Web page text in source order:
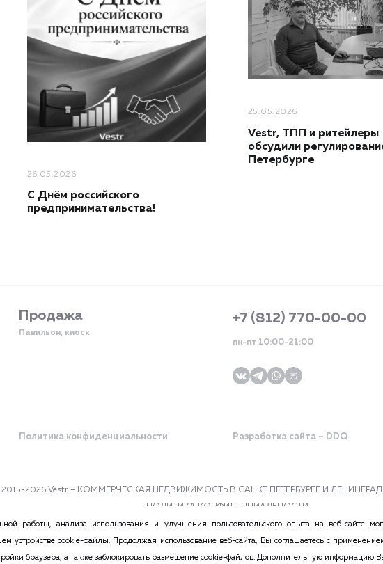
26.05.2026
С Днём российского
предпринимательства!
25.05.2026
Vestr, ТПП и ритейлеры
обсудили
Петербурге
Продажа
Павильон, киоск
+7 (812) 770-00-00
пн-пт 10:00-21:00
Политика конфиденциальности Разработка сайта – DDQ
2015-2026 Vestr – КОММЕРЧЕСКАЯ НЕДВИЖИМОСТЬ В САНКТ ПЕТЕРБУРГЕ И
ПОЛИТИКА КОНФИДЕНЦИАЛЬНОСТИ
при каких обстоятельствах не может признаваться публичной офертой в соответствии с п.2
с согласия администрации сайта. Все ссылки на иностранные валюты приведены
работы, анализа использования и улучшения пользовательского опыта на веб-сайте
устройстве cookie-файлы. Продолжая использование веб-сайта, Вы соглашаетесь с
браузера, а также заблокировать размещение cookie-файлов. Дополнительную информацию